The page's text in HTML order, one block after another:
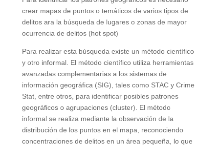
crear mapas de puntos o temáticos de varios tipos de
delitos ara la búsqueda de lugares o zonas de mayor
ocurrencia de delitos (hot spot)
Para realizar esta búsqueda existe un método científico
y otro informal. El método científico utiliza herramientas
avanzadas complementarias a los sistemas de
información geográfica (SIG), tales como STAC y Crime
Stat, entre otros, para identificar posibles patrones
geográficos o agrupaciones (cluster). El método
informal se realiza mediante la observación de la
distribución de los puntos en el mapa, reconociendo
concentraciones de delitos en un área pequeña, lo que